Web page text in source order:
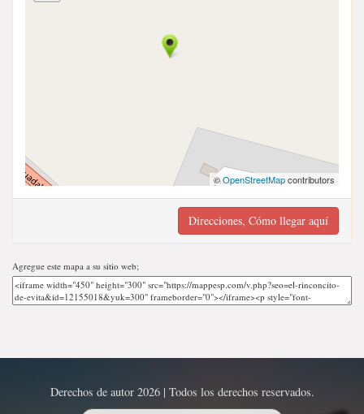
©OpenStreetMapcontributors
Direcciones, Cómo llegar aquí
Agregue este mapa a su sitio web;
Derechos de autor 2026 | Todos los derechos reservados.